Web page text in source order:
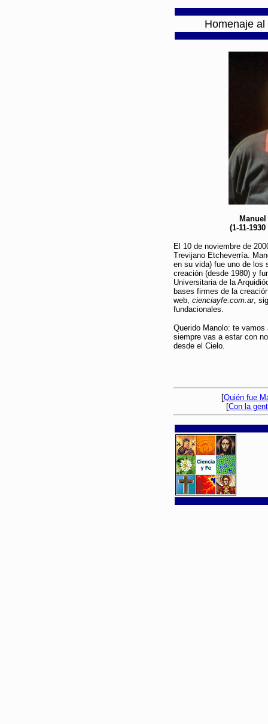
Homenaje
(1-11-
El 10 de noviembre de
Trevijano Etcheverría.
en su vida) fue uno de los
creación (desde 1980) y
Universitaria de la
bases firmes de la
web, cienciayfe.com.ar,
fundacionales.
Querido Manolo: te
siempre vas a estar con
desde el Cielo.
[Quién fue
[Con la